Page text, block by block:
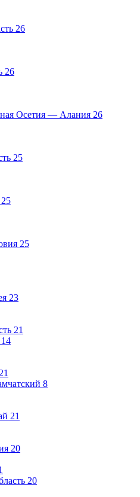
26
26
Осетия — Алания 26
25
25
25
23
21
14
21
8
21
20
20